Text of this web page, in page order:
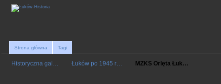
Strona główna Tagi
Historyczna gal… Łuków po 1945 r… MZKS Orlęta Łuk…